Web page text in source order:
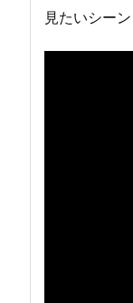
見たいシー